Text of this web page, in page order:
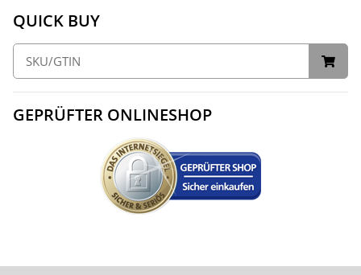
QUICK BUY
GEPRÜFTER ONLINESHOP